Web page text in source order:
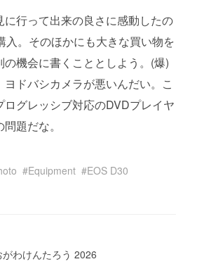
行って出来の良さに感動したの
入。そのほかにも大きな買い物を
の機会に書くこととしよう。(爆)
ドバシカメラが悪いんだい。こ
グレッシブ対応のDVDプレイヤ
題だな。
Equipment
EOS D30
わけんたろう 2026